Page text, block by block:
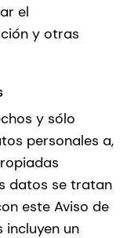
el
y otras
y sólo
personales a,
datos se tratan
este Aviso de
incluyen un